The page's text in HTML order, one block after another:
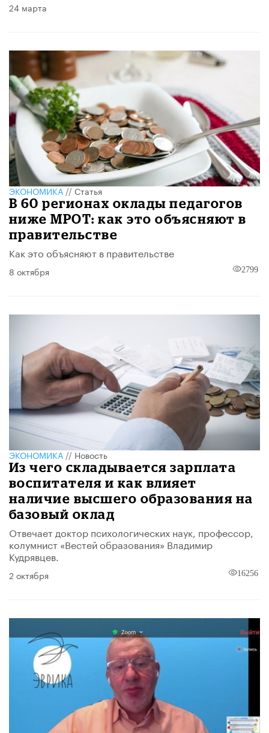
24 марта
ЭКОНОМИКА//Статья
В 60 регионах оклады педагогов
ниже МРОТ: как это объясняют в
правительстве
Как это объясняют в правительстве
8 октября 2799
ЭКОНОМИКА//Новость
Из чего складывается зарплата
воспитателя и как влияет
наличие высшего образования на
базовый оклад
Отвечает доктор психологических наук, профессор,
колумнист «Вестей образования» Владимир
Кудрявцев.
2 октября 16256